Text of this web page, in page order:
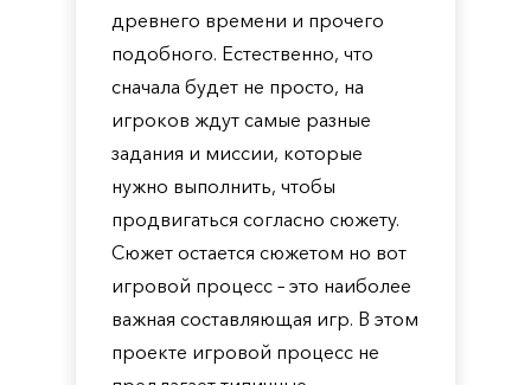
древнего времени и прочего
подобного. Естественно, что
сначала будет не просто, на
игроков ждут самые разные
задания и миссии, которые
нужно выполнить, чтобы
продвигаться согласно сюжету.
Сюжет остается сюжетом но вот
игровой процесс – это наиболее
важная составляющая игр. В этом
проекте игровой процесс не